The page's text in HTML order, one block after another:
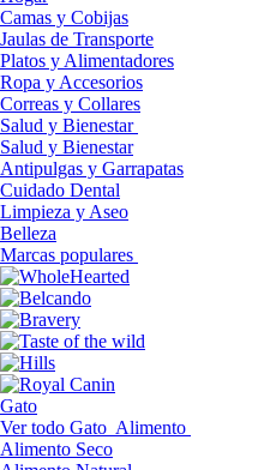
Camas y Cobijas
Jaulas de Transporte
Platos y Alimentadores
Ropa y Accesorios
Correas y Collares
Salud y Bienestar
Salud y Bienestar
Antipulgas y Garrapatas
Cuidado Dental
Limpieza y Aseo
Belleza
Marcas populares
Gato
Ver todo Gato Alimento
Alimento Seco